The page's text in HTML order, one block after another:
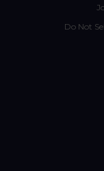
Do Not